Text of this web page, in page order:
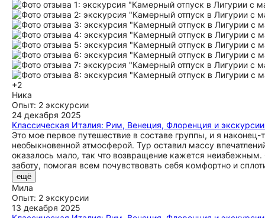
+2
Ника
Опыт: 2 экскурсии
24 декабря 2025
Классическая Италия: Рим, Венеция, Флоренция и
Это мое первое путешествие в составе группы, и я
необыкновенной атмосферой. Тур оставил массу
оказалось мало, так что возвращение кажется
заботу, помогая всем почувствовать себя комфортно и
ещё
Мила
Опыт: 2 экскурсии
13 декабря 2025